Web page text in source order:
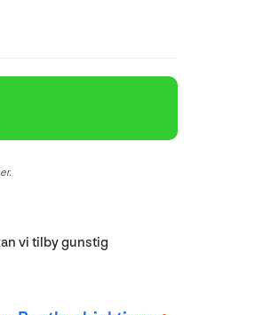
vi tilby gunstig